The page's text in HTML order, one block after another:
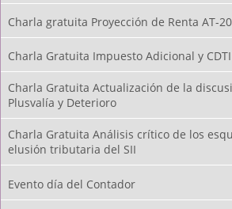
Charla gratuita Proyección de Renta AT-
Charla Gratuita Impuesto Adicional y CDTI
Charla Gratuita Actualización de la
Plusvalía y Deterioro
Charla Gratuita Análisis crítico de los
elusión tributaria del SII
Evento día del Contador